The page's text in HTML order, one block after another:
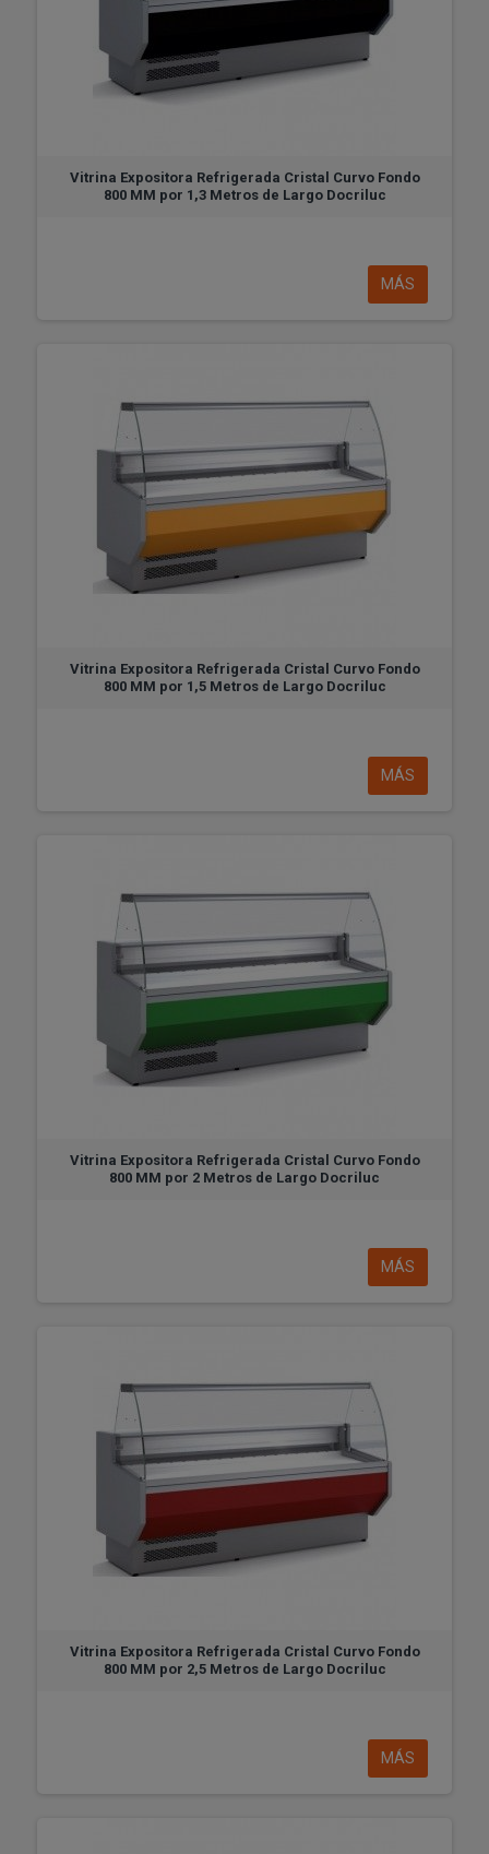
Vitrina Expositora Refrigerada Cristal Curvo Fondo
800 MM por 1,3 Metros de Largo Docriluc
MÁS
Vitrina Expositora Refrigerada Cristal Curvo Fondo
800 MM por 1,5 Metros de Largo Docriluc
MÁS
Vitrina Expositora Refrigerada Cristal Curvo Fondo
800 MM por 2 Metros de Largo Docriluc
MÁS
Vitrina Expositora Refrigerada Cristal Curvo Fondo
800 MM por 2,5 Metros de Largo Docriluc
MÁS